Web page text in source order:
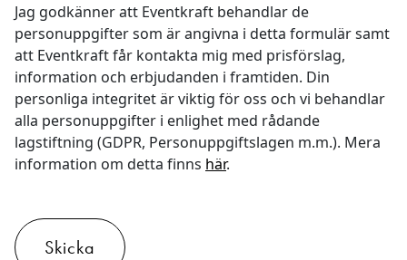
Jag godkänner att Eventkraft behandlar de
personuppgifter som är angivna i detta formulär samt
att Eventkraft får kontakta mig med prisförslag,
information och erbjudanden i framtiden. Din
personliga integritet är viktig för oss och vi behandlar
alla personuppgifter i enlighet med rådande
lagstiftning (GDPR, Personuppgiftslagen m.m.). Mera
information om detta finns här.
Skicka